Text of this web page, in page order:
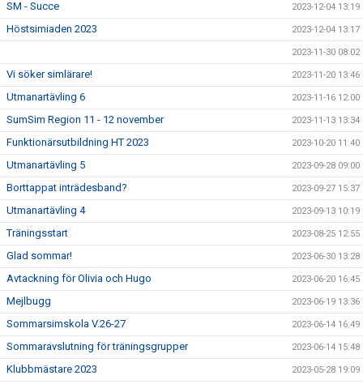
SM - Succe 2023-12-04 13:19
Höstsimiaden 2023 2023-12-04 13:17
2023-11-30 08:02
Vi söker simlärare! 2023-11-20 13:46
Utmanartävling 6 2023-11-16 12:00
SumSim Region 11 - 12 november 2023-11-13 13:34
Funktionärsutbildning HT 2023 2023-10-20 11:40
Utmanartävling 5 2023-09-28 09:00
Borttappat inträdesband? 2023-09-27 15:37
Utmanartävling 4 2023-09-13 10:19
Träningsstart 2023-08-25 12:55
Glad sommar! 2023-06-30 13:28
Avtackning för Olivia och Hugo 2023-06-20 16:45
Mejlbugg 2023-06-19 13:36
Sommarsimskola V.26-27 2023-06-14 16:49
Sommaravslutning för träningsgrupper 2023-06-14 15:48
Klubbmästare 2023 2023-05-28 19:09